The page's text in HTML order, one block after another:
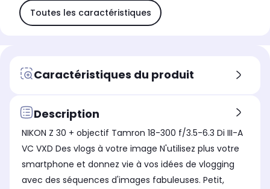
Toutes les caractéristiques
Caractéristiques du produit
Description
NIKON Z 30 + objectif Tamron 18-300 f/3.5-6.3 Di III-A
VC VXD Des vlogs à votre image N'utilisez plus votre
smartphone et donnez vie à vos idées de vlogging
avec des séquences d'images fabuleuses. Petit,